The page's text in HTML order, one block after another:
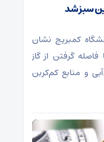
سبز شد
کمبریج نشان
گرفتن از گاز
و منابع کم‌کربن